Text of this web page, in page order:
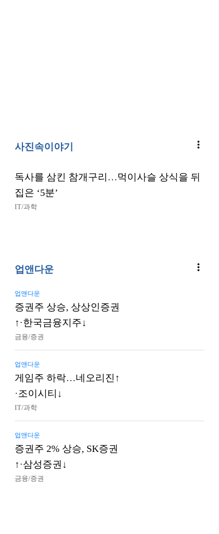
사진속이야기 more_vert
독사를 삼킨 참개구리…먹이사슬 상식을 뒤
집은 ‘5분’
IT/과학
업앤다운 more_vert
업앤다운
증권주 상승, 상상인증권
↑·한국금융지주↓
금융/증권
업앤다운
게임주 하락…네오리진↑
·조이시티↓
IT/과학
업앤다운
증권주 2% 상승, SK증권
↑·삼성증권↓
금융/증권